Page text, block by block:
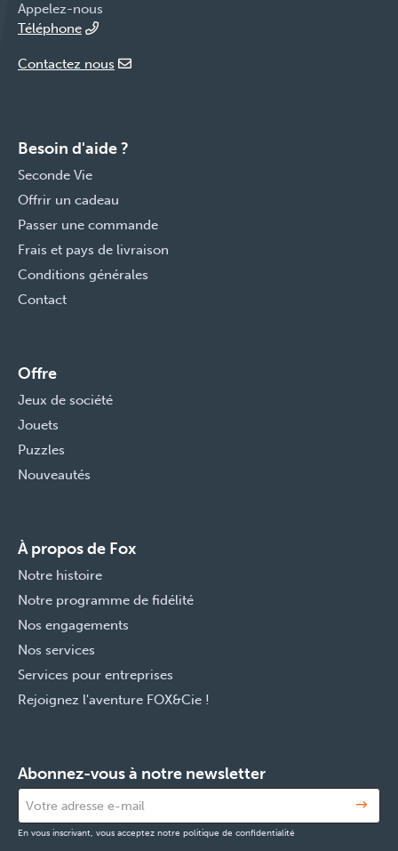
Appelez-nous
Téléphone
Contactez nous
Besoin d'aide ?
Seconde Vie
Offrir un cadeau
Passer une commande
Frais et pays de livraison
Conditions générales
Contact
Offre
Jeux de société
Jouets
Puzzles
Nouveautés
À propos de Fox
Notre histoire
Notre programme de fidélité
Nos engagements
Nos services
Services pour entreprises
Rejoignez l'aventure FOX&Cie !
Abonnez-vous à notre newsletter
En vous inscrivant, vous acceptez notre politique de confidentialité